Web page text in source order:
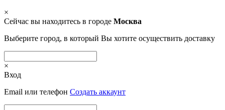
×
Сейчас вы находитесь в городе Москва
Выберите город, в который Вы хотите осуществить доставку
×
Вход
Email или телефон Создать аккаунт